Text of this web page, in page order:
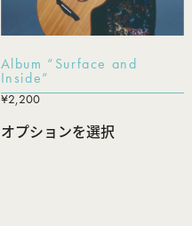
Album “Surface and
Inside”
¥2,200
オプションを選択